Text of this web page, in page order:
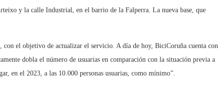
y la calle Industrial, en el barrio de la Falperra. La nueva base, que
el objetivo de actualizar el servicio. A día de hoy, BiciCoruña cuenta con
dobla el número de usuarias en comparación con la situación previa a
en el 2023, a las 10.000 personas usuarias, como mínimo”.